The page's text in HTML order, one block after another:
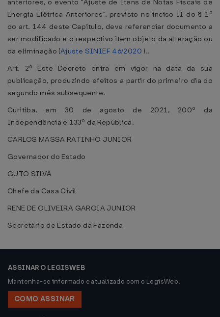
anteriores, o evento "Ajuste de Itens de Notas Fiscais de
Energia Elétrica Anteriores", previsto no inciso II do § 1º
do art. 144 deste Capítulo, deve referenciar documento a
ser modificado e o respectivo item objeto da alteração ou
da eliminação (Ajuste SINIEF 46/2020 )..
Art. 2º Este Decreto entra em vigor na data da sua
publicação, produzindo efeitos a partir do primeiro dia do
segundo mês subsequente.
Curitiba, em 30 de agosto de 2021, 200º da
Independência e 133º da República.
CARLOS MASSA RATINHO JUNIOR
Governador do Estado
GUTO SILVA
Chefe da Casa Civil
RENE DE OLIVEIRA GARCIA JUNIOR
Secretário de Estado da Fazenda
ASSINAR O LEGISWEB
Mantenha-se informado e atualizado com o LegisWeb.
COMO ASSINAR